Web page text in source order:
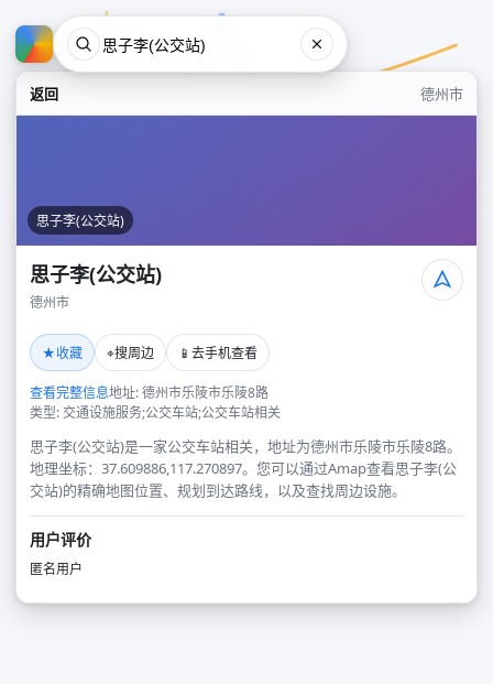
返回 德州市
思子李(公交站)
思子李(公交站)
德州市
★收藏 ⌖搜周边 📱 去手机查看
查看完整信息地址: 德州市乐陵市乐陵8路
类型: 交通设施服务;公交车站;公交车站相关
思子李(公交站)是一家公交车站相关，地址为德州市乐陵市乐陵8路。
地理坐标：37.609886,117.270897。您可以通过Amap查看思子李(公
交站)的精确地图位置、规划到达路线，以及查找周边设施。
用户评价
匿名用户